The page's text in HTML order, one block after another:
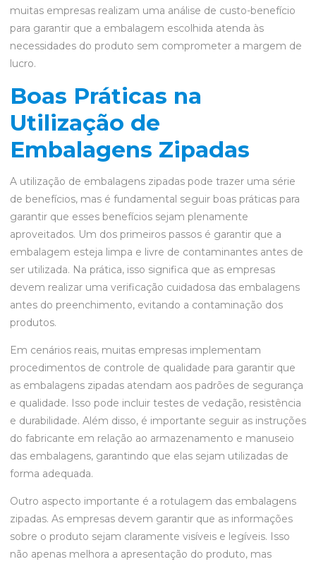
muitas empresas realizam uma análise de custo-benefício
para garantir que a embalagem escolhida atenda às
necessidades do produto sem comprometer a margem de
lucro.
Boas Práticas na
Utilização de
Embalagens Zipadas
A utilização de embalagens zipadas pode trazer uma série
de benefícios, mas é fundamental seguir boas práticas para
garantir que esses benefícios sejam plenamente
aproveitados. Um dos primeiros passos é garantir que a
embalagem esteja limpa e livre de contaminantes antes de
ser utilizada. Na prática, isso significa que as empresas
devem realizar uma verificação cuidadosa das embalagens
antes do preenchimento, evitando a contaminação dos
produtos.
Em cenários reais, muitas empresas implementam
procedimentos de controle de qualidade para garantir que
as embalagens zipadas atendam aos padrões de segurança
e qualidade. Isso pode incluir testes de vedação, resistência
e durabilidade. Além disso, é importante seguir as instruções
do fabricante em relação ao armazenamento e manuseio
das embalagens, garantindo que elas sejam utilizadas de
forma adequada.
Outro aspecto importante é a rotulagem das embalagens
zipadas. As empresas devem garantir que as informações
sobre o produto sejam claramente visíveis e legíveis. Isso
não apenas melhora a apresentação do produto, mas